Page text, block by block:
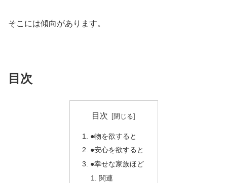
そこには傾向があります。
目次
目次
●物を欲すると
●安心を欲すると
●幸せな家族ほど
関連